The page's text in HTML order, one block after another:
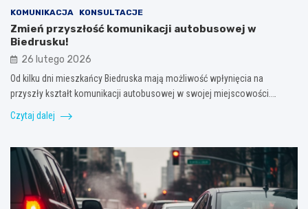
KOMUNIKACJA KONSULTACJE
Zmień przyszłość komunikacji autobusowej w
Biedrusku!
26 lutego 2026
Od kilku dni mieszkańcy Biedruska mają możliwość wpłynięcia na
przyszły kształt komunikacji autobusowej w swojej miejscowości.…
Czytaj dalej